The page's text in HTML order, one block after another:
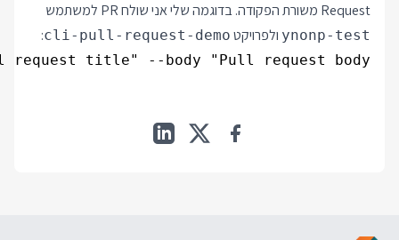
Request משורת הפקודה. בדוגמה שלי אני שולח PR למשתמש
ynonp-test ולפרויקט cli-pull-request-demo
:
title" --body "Pull request body"